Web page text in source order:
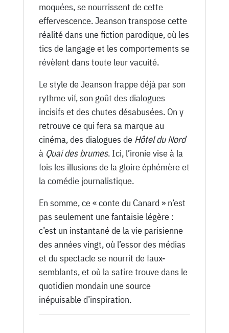
moquées, se nourrissent de cette
effervescence. Jeanson transpose cette
réalité dans une fiction parodique, où les
tics de langage et les comportements se
révèlent dans toute leur vacuité.
Le style de Jeanson frappe déjà par son
rythme vif, son goût des dialogues
incisifs et des chutes désabusées. On y
retrouve ce qui fera sa marque au
cinéma, des dialogues de Hôtel du Nord
à Quai des brumes. Ici, l’ironie vise à la
fois les illusions de la gloire éphémère et
la comédie journalistique.
En somme, ce « conte du Canard » n’est
pas seulement une fantaisie légère :
c’est un instantané de la vie parisienne
des années vingt, où l’essor des médias
et du spectacle se nourrit de faux-
semblants, et où la satire trouve dans le
quotidien mondain une source
inépuisable d’inspiration.